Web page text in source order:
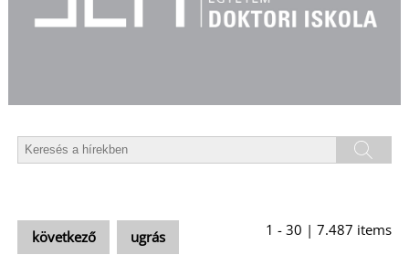
következő ugrás 1 - 30 | 7.487 items